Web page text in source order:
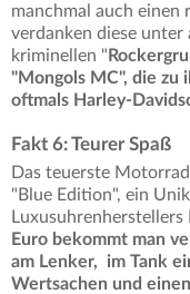
manchmal auch einen
verdanken diese
kriminellen "
"Mongols MC", die
oftmals Harley-
Fakt 6: Teurer Spaß
Das teuerste
"Blue Edition", ein
Luxusuhrenherstellers
Euro bekommt man
am Lenker, im Tank
Wertsachen und